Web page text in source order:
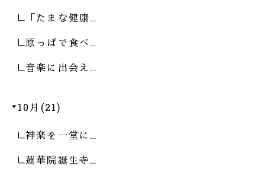
「たまな健康…
原っぱで食べ…
音楽に出会え…
10月(21)
神楽を一堂に…
蓮華院誕生寺…